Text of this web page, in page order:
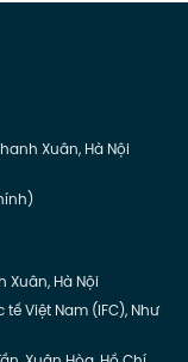
Xuân, Hà Nội
Xuân, Hà Nội
Việt Nam (IFC), Như